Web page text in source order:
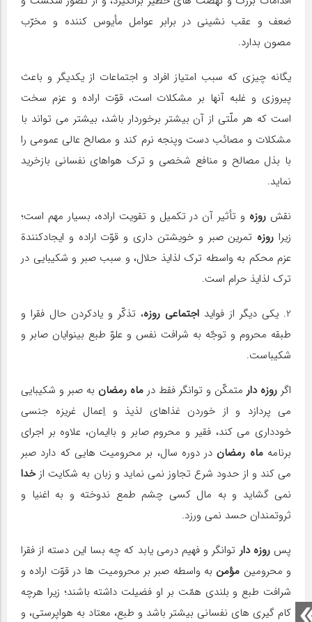
ضعف و عقب نشینی در برابر عوامل مأیوس كننده و مخرّب
مصون بدارد.
یگانه چیزی كه سبب امتیاز افراد و اجتماعات از یكدیگر و باعث
پیروزی و غلبه آنها بر مشكلات است، قوّت اراده و عزم سخت
است كه هر ملّتی از آن بیشتر برخوردار باشد، بیشتر می تواند با
مشكلات و مصائب دست وپنجه نرم كند و مصالح عالی عمومی را
با بذل مصالح و منافع شخصی و ترك هواهای نفسانی بازخرید
نماید.
نقش روزه و تأثیر آن در تكمیل و تقویت اراده، بسیار مهم است؛
زیرا روزه تمرین صبر و خویشتن داری و قوّت اراده و ایجادكنندة
عزم محكم به واسطه ترك لذایذ حلال، و سبب صبر و شكیبایی در
ترك لذایذ حرام است.
2. یكی دیگر از فواید اجتماعی روزه، تذكّر و یادكردن حال فقرا و
طبقه محروم و توجّه به شرافت نفس و علوّ طبع بینوایان صابر و
شكیباست.
اگر روزه دار متمكّن و توانگر فقط در ماه رمضان به صبر و شكیبایی
می پردازد و از خوردن غذاهای لذیذ و اِعمال غریزه جنسی
خودداری می كند، فقیر و محروم صابر و باایمان، علاوه بر اجرای
برنامهماه رمضان در دوره سال، بر محرومیت هایی كه دارد صبر
می كند و از حدود شرع تجاوز نمی نماید و زبان به شكایت ازخدا
نمی گشاید و به مال كسی چشم طمع ندوخته و به اغنیا و
ثروتمندان حسد نمی ورزد.
پسروزه دار توانگر و فهیم درمی یابد كه چه بسا این دسته از فقرا
و محرومین مؤمن به واسطه صبر بر محرومیت ها در قوّت اراده و
شرافت طبع و بلندی همّت بر او فضیلت داشته باشند؛ زیرا هرچه
كام گیری های نفسانی بیشتر باشد و طبع، معتاد به هواپرستی، و